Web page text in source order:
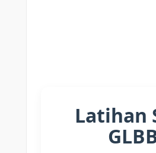
Latihan